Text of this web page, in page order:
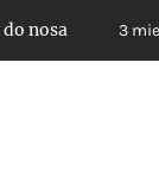
3 miesiące